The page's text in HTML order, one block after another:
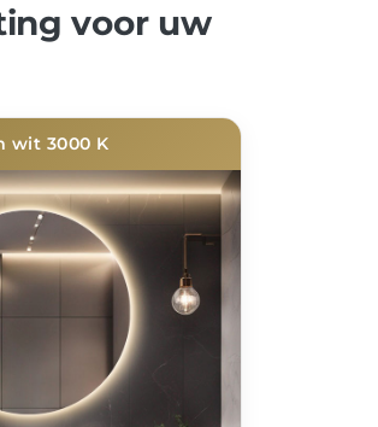
voor uw
wit 3000 K